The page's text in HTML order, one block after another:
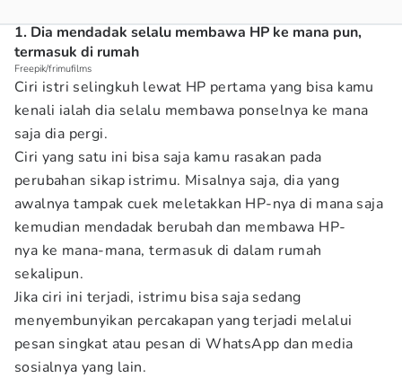
1. Dia mendadak selalu membawa HP ke mana pun,
termasuk di rumah
Freepik/frimufilms
Ciri istri selingkuh lewat HP pertama yang bisa kamu
kenali ialah dia selalu membawa ponselnya ke mana
saja dia pergi.
Ciri yang satu ini bisa saja kamu rasakan pada
perubahan sikap istrimu. Misalnya saja, dia yang
awalnya tampak cuek meletakkan HP-nya di mana saja
kemudian mendadak berubah dan membawa HP-
nya ke mana-mana, termasuk di dalam rumah
sekalipun.
Jika ciri ini terjadi, istrimu bisa saja sedang
menyembunyikan percakapan yang terjadi melalui
pesan singkat atau pesan di WhatsApp dan media
sosialnya yang lain.